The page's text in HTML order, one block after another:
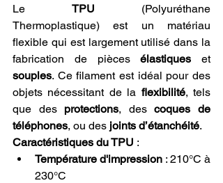
Le TPU (Polyuréthane
Thermoplastique) est un matériau
flexible qui est largement utilisé dans la
fabrication de pièces élastiques
et
souples. Ce filament est idéal pour des
objets nécessitant de la flexibilité, tels
que des protections, des coques de
téléphones, ou des joints d’étanchéité.
Caractéristiques du TPU :
Température d'impression : 210°C à
230°C